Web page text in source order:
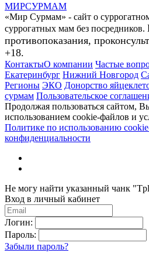
МИРСУРМАМ
«Мир Сурмам» - сайт о
суррогатных мам без посредников.
противопоказания,
+18.
КонтактыО компании Частые
Екатеринбург Нижний Новгород
Регионы ЭКО Донорство
сурмам Пользовательское
Продолжая пользоваться сайтом,
использованием cookie-файлов и
Политике по использованию
конфиденциальности
Не могу найти указанный чанк
Вход в личный кабинет
Логин:
Пароль:
Забыли пароль?